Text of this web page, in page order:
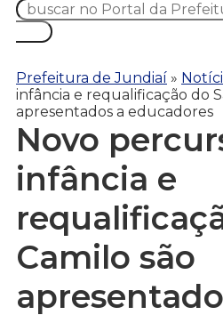
Prefeitura de Jundiaí »
infância e requalificação do
apresentados a educadores
Novo
infância e
Camilo são